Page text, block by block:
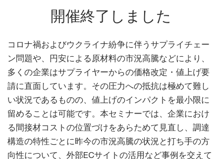
開催終了しました
コロナ禍およびウクライナ紛争に伴うサプライチェー
ン問題や、円安による原材料の市況高騰などにより、
多くの企業はサプライヤーからの価格改定・値上げ要
請に直面しています。その圧力への抵抗は極めて難し
い状況であるものの、値上げのインパクトを最小限に
留めることは可能です。本セミナーでは、企業におけ
る間接材コストの位置づけをあらためて見直し、調達
構造の特性ごとに昨今の市況高騰の状況と打ち手の方
向性について、外部ECサイトの活用など事例を交えて